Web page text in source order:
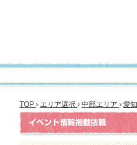
TOP › エリア選択 › 中部エリア › 愛